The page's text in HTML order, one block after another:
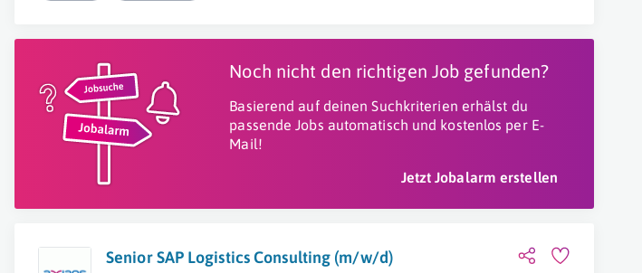
Noch nicht den richtigen Job gefunden?
Basierend auf deinen Suchkriterien erhälst du
passende Jobs automatisch und kostenlos per E-
Mail!
Jetzt Jobalarm erstellen
Senior SAP Logistics Consulting (m/w/d)